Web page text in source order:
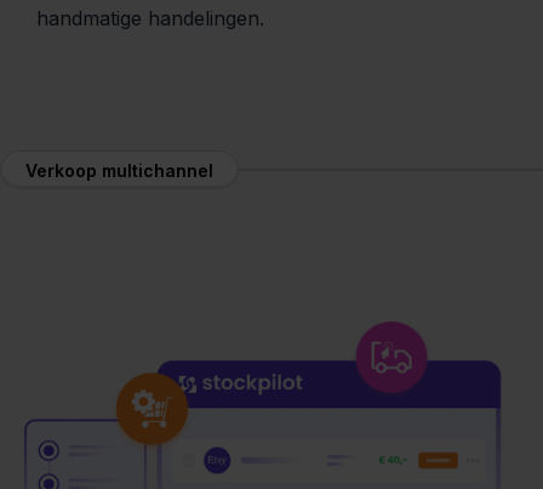
handmatige handelingen.
Verkoop multichannel